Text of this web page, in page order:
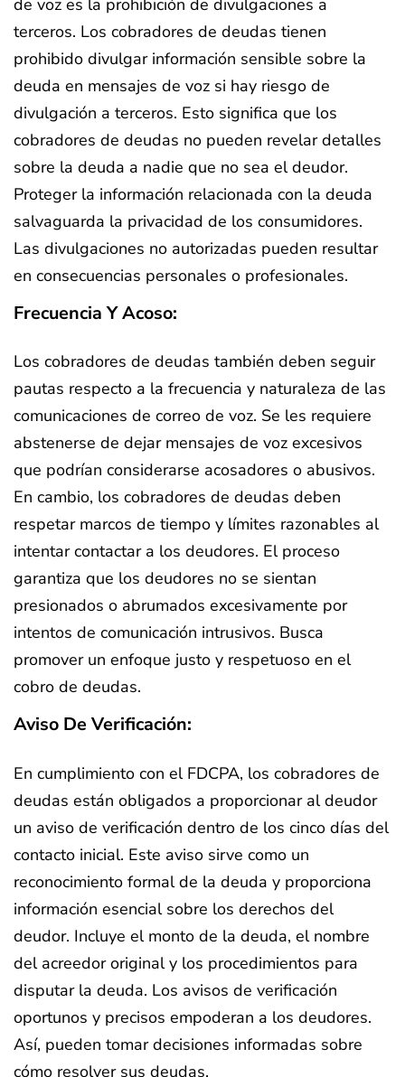
terceros. Los cobradores de deudas tienen
prohibido divulgar información sensible sobre la
deuda en mensajes de voz si hay riesgo de
divulgación a terceros. Esto significa que los
cobradores de deudas no pueden revelar detalles
sobre la deuda a nadie que no sea el deudor.
Proteger la información relacionada con la deuda
salvaguarda la privacidad de los consumidores.
Las divulgaciones no autorizadas pueden resultar
en consecuencias personales o profesionales.
Frecuencia Y Acoso:
Los cobradores de deudas también deben seguir
pautas respecto a la frecuencia y naturaleza de las
comunicaciones de correo de voz. Se les requiere
abstenerse de dejar mensajes de voz excesivos
que podrían considerarse acosadores o abusivos.
En cambio, los cobradores de deudas deben
respetar marcos de tiempo y límites razonables al
intentar contactar a los deudores. El proceso
garantiza que los deudores no se sientan
presionados o abrumados excesivamente por
intentos de comunicación intrusivos. Busca
promover un enfoque justo y respetuoso en el
cobro de deudas.
Aviso De Verificación:
En cumplimiento con el FDCPA, los cobradores de
deudas están obligados a proporcionar al deudor
un aviso de verificación dentro de los cinco días del
contacto inicial. Este aviso sirve como un
reconocimiento formal de la deuda y proporciona
información esencial sobre los derechos del
deudor. Incluye el monto de la deuda, el nombre
del acreedor original y los procedimientos para
disputar la deuda. Los avisos de verificación
oportunos y precisos empoderan a los deudores.
Así, pueden tomar decisiones informadas sobre
cómo resolver sus deudas.